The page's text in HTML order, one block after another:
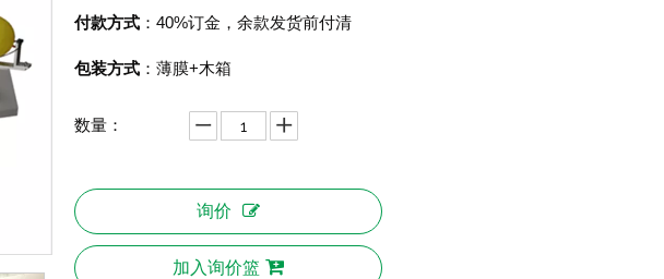
付款方式 ： 40%订金，余款发货前付清
包装方式 ： 薄膜+木箱
数量：
询价
加入询价篮